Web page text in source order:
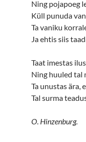
Ning pojapoeg
Küll punuda
Ta vaniku
Ja ehtis siis
Taat imestas
Ning huuled tal
Ta unustas ära,
Tal surma
O. Hinzenburg.